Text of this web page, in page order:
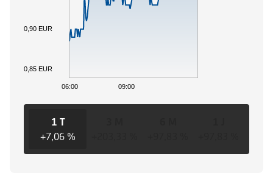
06:00 09:00
0,85 EUR
0,90 EUR
1 T
+7,06 %